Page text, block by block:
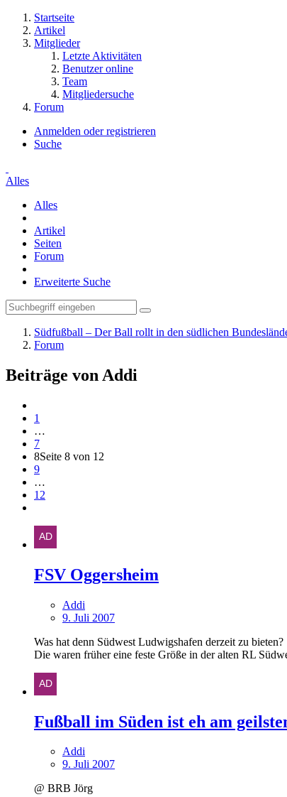
Startseite
Artikel
Mitglieder
Letzte Aktivitäten
Benutzer online
Team
Mitgliedersuche
Forum
Anmelden oder registrieren
Suche
Alles
Alles
Artikel
Seiten
Forum
Erweiterte Suche
Südfußball – Der Ball rollt in den südlichen
Forum
Beiträge von Addi
1
…
7
8Seite 8 von 12
9
…
12
FSV Oggersheim
Addi
9. Juli 2007
Was hat denn Südwest Ludwigshafen derzeit zu bieten?
Die waren früher eine feste Größe in der alten RL
Fußball im Süden ist eh am
Addi
9. Juli 2007
@ BRB Jörg